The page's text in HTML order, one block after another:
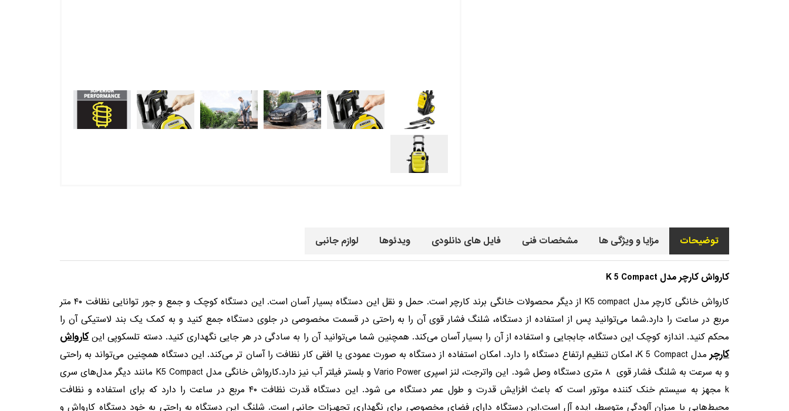
توضیحات مزایا و ویژگی ها مشخصات فنی فایل های دانلودی ویدئوها لوازم جانبی
کارواش کارچر مدل K 5 Compact
کارواش خانگی کارچر مدل K5 compact از دیگر محصولات خانگی برند کارچر است. حمل و نقل این دستگاه بسیار آسان است. این دستگاه کوچک و جمع و جور توانایی نظافت ۴۰ متر
مربع در ساعت را دارد.شما می‌توانید پس از استفاده از دستگاه، شلنگ فشار قوی آن را به راحتی در قسمت مخصوصی در جلوی دستگاه جمع کنید و به کمک یک بند لاستیکی آن را
محکم کنید. اندازه کوچک این دستگاه، جابجایی و استفاده از آن را بسیار آسان می‌کند. همچنین شما می‌توانید آن را به سادگی در هر جایی نگهداری کنید. دسته تلسکوپی اینکارواش
کارچر
مدل K 5 Compact، امکان تنظیم ارتفاع دستگاه را دارد. امکان استفاده از دستگاه به صورت عمودی یا افقی کار نظافت را آسان تر می‌کند. این دستگاه همچنین می‌تواند به راحتی
و به سرعت به شلنگ فشار قوی ۸ متری دستگاه وصل شود. این واترجت، لنز اسپری Vario Power و بلستر فیلتر آب نیز دارد.کارواش خانگی مدل K5 Compact مانند دیگر مدل‌های سری
k مجهز به سیستم خنک کننده موتور است که باعث افزایش قدرت و طول عمر دستگاه می شود. این دستگاه قدرت نظافت ۴۰ مربع در ساعت را دارد که برای استفاده و نظافت
محیط‌‌هایی با میزان آلودگی متوسط، ایده آل است.این دستگاه دارای فضای مخصوصی برای نگهداری تجهیزات جانبی است. شلنگ این دستگاه به راحتی به خود دستگاه کارواش و